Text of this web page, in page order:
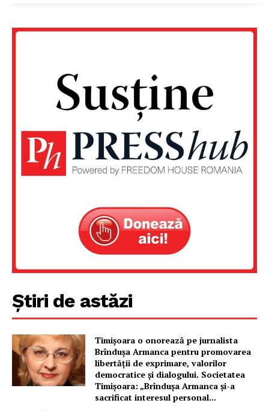
Un proiect
FREEDOM HOUSE ROMÂNIA
PRESShub
Știri de astăzi
Timișoara o onorează pe jurnalista
Brîndușa Armanca pentru promovarea
libertății de exprimare, valorilor
democratice și dialogului. Societatea
Timișoara: „Brîndușa Armanca și-a
sacrificat interesul personal...